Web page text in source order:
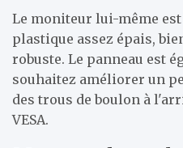
Le moniteur lui-même
plastique assez épais,
robuste. Le panneau est
souhaitez améliorer un
des trous de boulon à
VESA.